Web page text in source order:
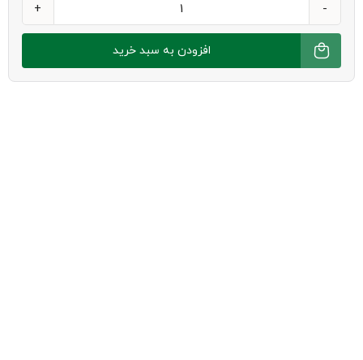
فرابکر
750سی
افزودن به سبد خرید